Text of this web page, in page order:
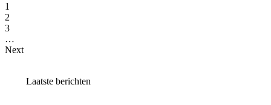
1
2
3
…
Next
Laatste berichten